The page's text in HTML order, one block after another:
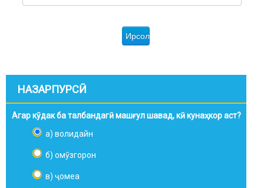
НАЗАРПУРСӢ
Агар кӯдак ба талбандагӣ машғул шавад, кӣ кунаҳкор аст?
а) волидайн
б) омӯзгорон
в) ҷомеа